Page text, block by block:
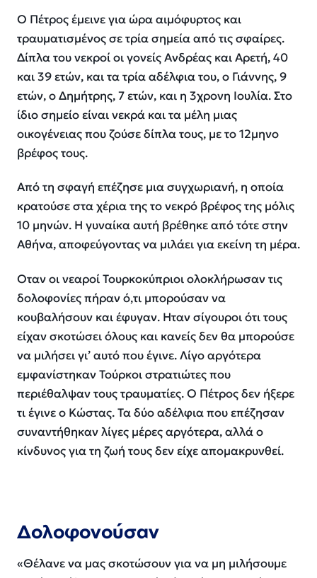
Ο Πέτρος έμεινε για ώρα αιμόφυρτος και
τραυματισμένος σε τρία σημεία από τις σφαίρες.
Δίπλα του νεκροί οι γονείς Ανδρέας και Αρετή, 40
και 39 ετών, και τα τρία αδέλφια του, ο Γιάννης, 9
ετών, ο Δημήτρης, 7 ετών, και η 3χρονη Ιουλία. Στο
ίδιο σημείο είναι νεκρά και τα μέλη μιας
οικογένειας που ζούσε δίπλα τους, με το 12μηνο
βρέφος τους.
Από τη σφαγή επέζησε μια συγχωριανή, η οποία
κρατούσε στα χέρια της το νεκρό βρέφος της μόλις
10 μηνών. Η γυναίκα αυτή βρέθηκε από τότε στην
Αθήνα, αποφεύγοντας να μιλάει για εκείνη τη μέρα.
Οταν οι νεαροί Τουρκοκύπριοι ολοκλήρωσαν τις
δολοφονίες πήραν ό,τι μπορούσαν να
κουβαλήσουν και έφυγαν. Ηταν σίγουροι ότι τους
είχαν σκοτώσει όλους και κανείς δεν θα μπορούσε
να μιλήσει γι’ αυτό που έγινε. Λίγο αργότερα
εμφανίστηκαν Τούρκοι στρατιώτες που
περιέθαλψαν τους τραυματίες. Ο Πέτρος δεν ήξερε
τι έγινε ο Κώστας. Τα δύο αδέλφια που επέζησαν
συναντήθηκαν λίγες μέρες αργότερα, αλλά ο
κίνδυνος για τη ζωή τους δεν είχε απομακρυνθεί.
Δολοφονούσαν
«Θέλανε να μας σκοτώσουν για να μη μιλήσουμε